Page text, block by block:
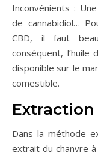
Inconvénients :
de cannabidiol…
CBD, il faut
conséquent,
disponible sur le
comestible.
Extraction
Dans la méthode
extrait du chanvre à